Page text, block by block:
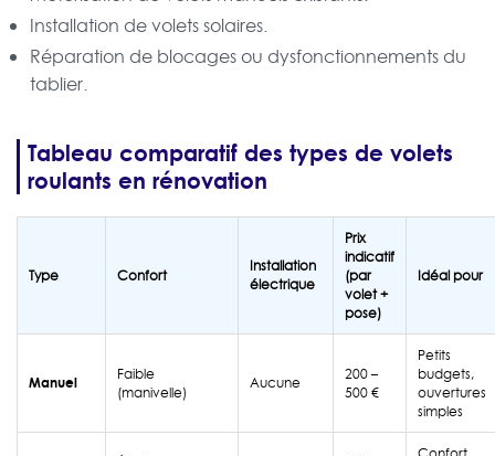
Installation de volets solaires.
Réparation de blocages ou dysfonctionnements du
tablier.
Tableau comparatif des types de volets
roulants en rénovation
Type Confort
Installation
électrique
Prix
indicatif
(par
volet +
pose)
Idéal pour
Manuel
Faible
(manivelle)
Aucune
200 –
500 €
Petits
budgets,
ouvertures
simples